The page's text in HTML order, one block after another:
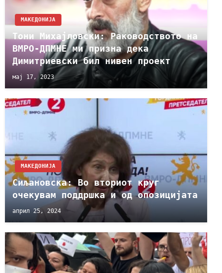
МАКЕДОНИЈА
Тони Михајловски: Раководството на
ВМРО-ДПМНЕ ми призна дека
Димитриевски бил нивен проект
мај 17, 2023
МАКЕДОНИЈА
Сиљановска: Во вториот круг
очекувам поддршка и од опозицијата
април 25, 2024